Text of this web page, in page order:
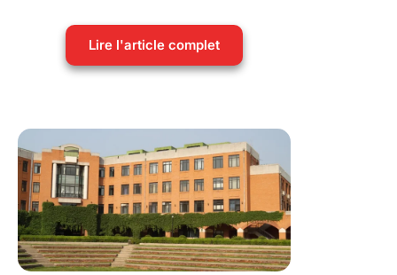
Lire l'article complet